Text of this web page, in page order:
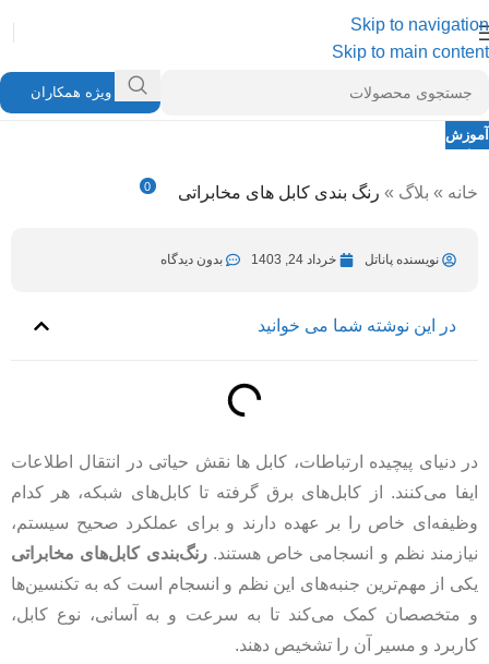
Skip to navigation
Skip to main content
ویژه همکاران
آموزش
نویسنده پاناتلآبان 29, 1404 در خرداد 24, 1403
0 خانه » بلاگ » رنگ بندی کابل های مخابراتی
نویسنده پاناتل خرداد 24, 1403 بدون دیدگاه
در این نوشته شما می خوانید
در دنیای پیچیده ارتباطات، کابل ها نقش حیاتی در انتقال اطلاعات
ایفا می‌کنند. از کابل‌های برق گرفته تا کابل‌های شبکه، هر کدام
وظیفه‌ای خاص را بر عهده دارند و برای عملکرد صحیح سیستم،
نیازمند نظم و انسجامی خاص هستند.رنگ‌بندی کابل‌های مخابراتی
یکی از مهم‌ترین جنبه‌های این نظم و انسجام است که به تکنسین‌ها
و متخصصان کمک می‌کند تا به سرعت و به آسانی، نوع کابل،
کاربرد و مسیر آن را تشخیص دهند.